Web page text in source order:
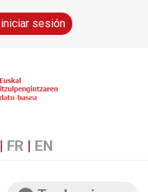
iniciar sesión
| FR | EN